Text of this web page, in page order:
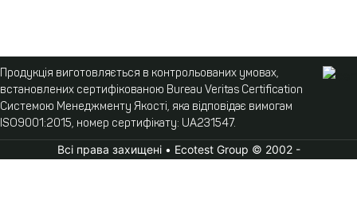
Продукція виготовляється в контрольованих умовах,
встановлених сертифікованою Bureau Veritas Certification
Системою Менеджменту Якості, яка відповідає вимогам
ISO9001:2015, номер сертифікату: UA231547.
Всі права захищені • Ecotest Group © 2002 -